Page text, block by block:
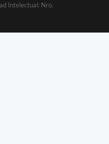
Intelectual: Nro.